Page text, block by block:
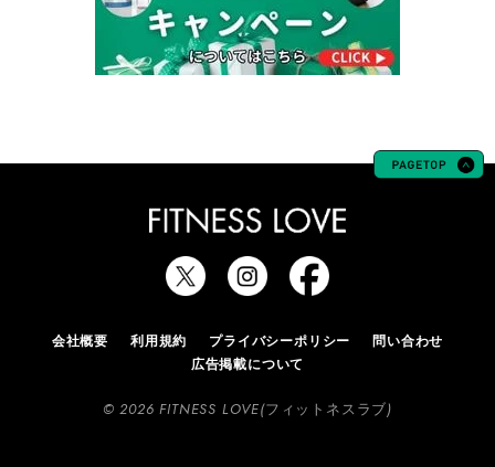
会社概要 利用規約 プライバシーポリシー
問い合わせ
広告掲載について
© 2026 FITNESS LOVE(フィットネスラブ)